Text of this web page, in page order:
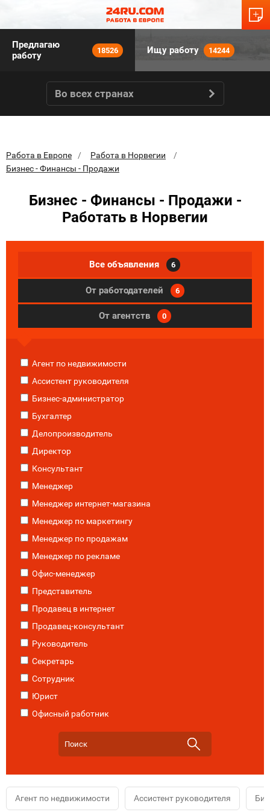
Предлагаю
работу
18526 Ищу работу 14244
Во всех странах
Работа в Европе
Работа в Норвегии
Бизнес - Финансы - Продажи
Бизнес - Финансы - Продажи -
Работать в Норвегии
Все объявления 6
От работодателей 6
От агентств 0
Агент по недвижимости
Ассистент руководителя
Бизнес-администратор
Бухгалтер
Делопроизводитель
Директор
Консультант
Менеджер
Менеджер интернет-магазина
Менеджер по маркетингу
Менеджер по продажам
Менеджер по рекламе
Офис-менеджер
Представитель
Продавец в интернет
Продавец-консультант
Руководитель
Секретарь
Сотрудник
Юрист
Офисный работник
Агент по недвижимости Ассистент руководителя